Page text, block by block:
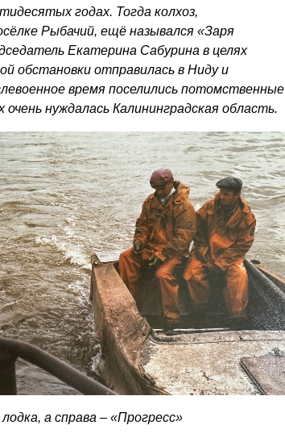
годах. Тогда колхоз,
Рыбачий, ещё назывался «Заря
Екатерина Сабурина в целях
обстановки отправилась в Ниду и
время поселились потомственные
нуждалась Калининградская область.
а справа – «Прогресс»